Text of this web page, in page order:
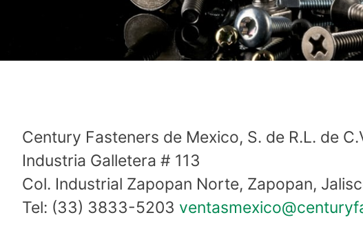
Century Fasteners de Mexico, S. de R.L. de
Industria Galletera # 113
Col. Industrial Zapopan Norte, Zapopan,
Tel: (33) 3833-5203